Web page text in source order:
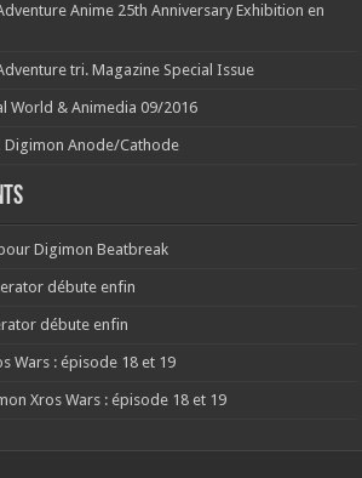
Anime 25th Anniversary Exhibition en
tri. Magazine Special Issue
World & Animedia 09/2016
Digimon Anode/Cathode
Digimon Beatbreak
débute enfin
débute enfin
Wars : épisode 18 et 19
Xros Wars : épisode 18 et 19